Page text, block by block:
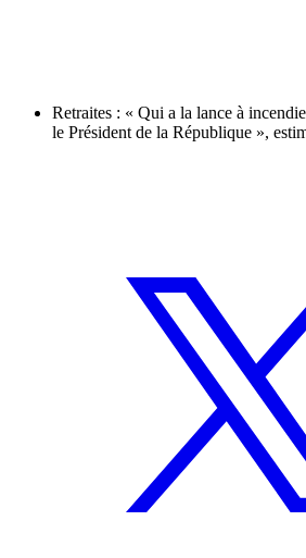
Retraites : « Qui a la lance à
le Président de la République »,